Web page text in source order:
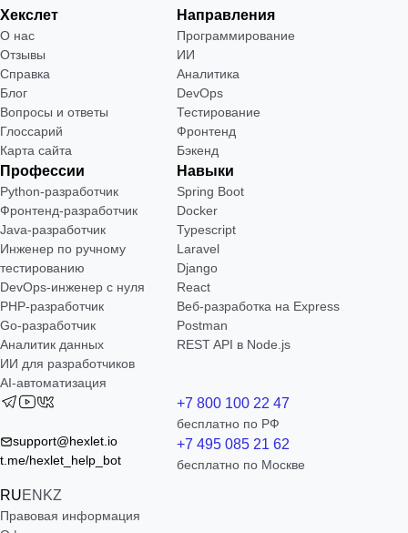
Хекслет
О нас
Отзывы
Справка
Блог
Вопросы и ответы
Глоссарий
Карта сайта
Направления
Программирование
ИИ
Аналитика
DevOps
Тестирование
Фронтенд
Бэкенд
Профессии
Python-разработчик
Фронтенд-разработчик
Java-разработчик
Инженер по ручному
тестированию
DevOps-инженер с нуля
РНР-разработчик
Go-разработчик
Аналитик данных
ИИ для разработчиков
AI-автоматизация
Навыки
Spring Boot
Docker
Typescript
Laravel
Django
React
Веб-разработка на Express
Postman
REST API в Node.js
support@hexlet.io
t.me/hexlet_help_bot
RUEN KZ
+7 800 100 22 47
бесплатно по РФ
+7 495 085 21 62
бесплатно по Москве
Правовая информация